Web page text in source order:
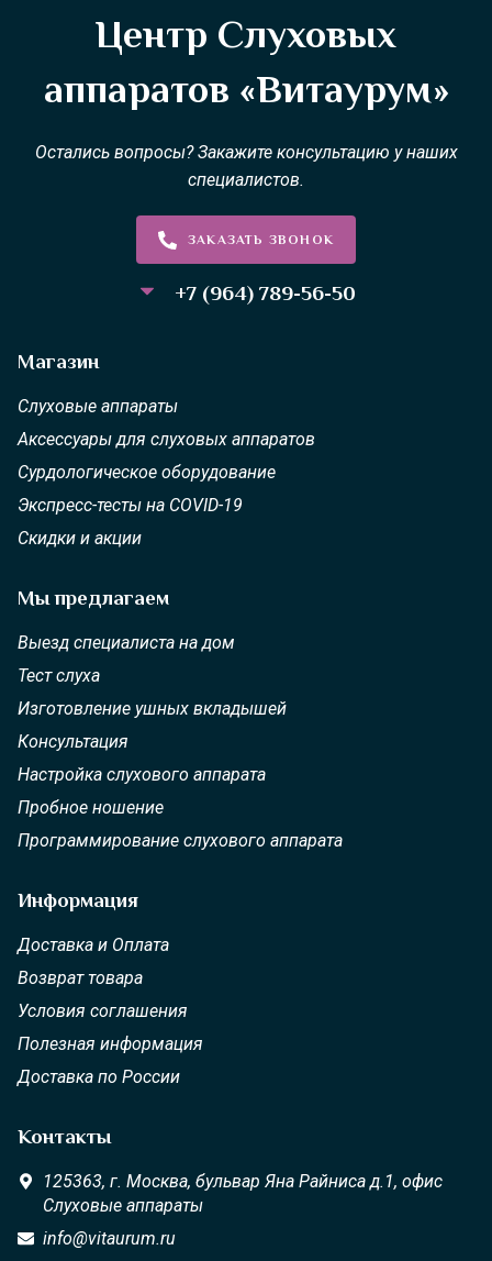
Центр Слуховых
аппаратов «Витаурум»
Остались вопросы? Закажите консультацию у наших
специалистов.
ЗАКАЗАТЬ ЗВОНОК
+7 (964) 789-56-50
Магазин
Слуховые аппараты
Аксессуары для слуховых аппаратов
Сурдологическое оборудование
Экспресс-тесты на COVID-19
Скидки и акции
Мы предлагаем
Выезд специалиста на дом
Тест слуха
Изготовление ушных вкладышей
Консультация
Настройка слухового аппарата
Пробное ношение
Программирование слухового аппарата
Информация
Доставка и Оплата
Возврат товара
Условия соглашения
Полезная информация
Доставка по России
Контакты
125363, г. Москва, бульвар Яна Райниса д.1, офис
Слуховые аппараты
info@vitaurum.ru